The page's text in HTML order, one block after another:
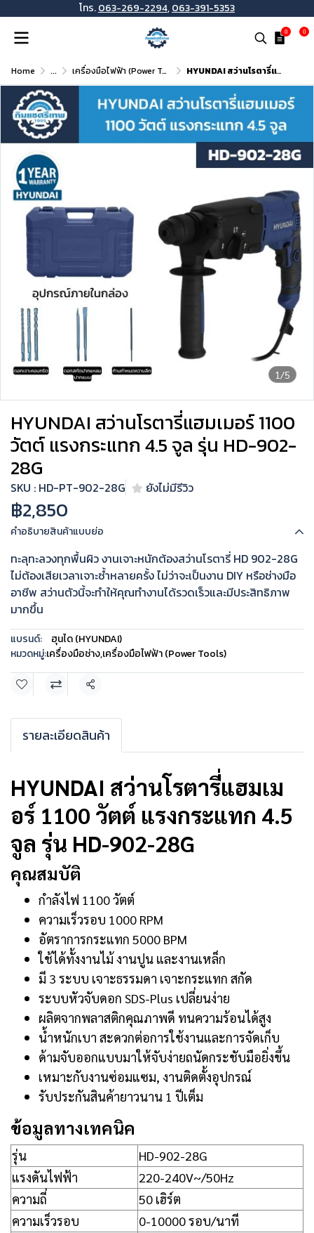
โทร.063-269-2294,063-391-5353
0 0
Home ... เครื่องมือไฟฟ้า (Power Tools) HYUNDAI สว่านโรตารี่แฮมเมอร์ 1100 วัตต์ แรงกระแทก 4.5 จูล รุ่น HD-902-28G
1/5
HYUNDAI สว่านโรตารี่แฮมเมอร์ 1100
วัตต์ แรงกระแทก 4.5 จูล รุ่น HD-902-
28G
SKU : HD-PT-902-28G ยังไม่มีรีวิว
฿2,850
คำอธิบายสินค้าแบบย่อ
ทะลุทะลวงทุกพื้นผิว งานเจาะหนักต้องสว่านโรตารี่ HD 902-28G
ไม่ต้องเสียเวลาเจาะซ้ำหลายครั้ง ไม่ว่าจะเป็นงาน DIY หรือช่างมือ
อาชีพ สว่านตัวนี้จะทำให้คุณทำงานได้รวดเร็วและมีประสิทธิภาพ
มากขึ้น
แบรนด์:
ฮุนได (HYUNDAI)
หมวดหมู่:เครื่องมือช่าง,เครื่องมือไฟฟ้า (Power Tools)
แชร์
รายละเอียดสินค้า
HYUNDAI สว่านโรตารี่แฮมเม
อร์ 1100 วัตต์ แรงกระแทก 4.5
จูล รุ่น HD-902-28G
คุณสมบัติ
กำลังไฟ 1100 วัตต์
ความเร็วรอบ 1000 RPM
อัตราการกระแทก 5000 BPM
ใช้ได้ทั้งงานไม้ งานปูน และงานเหล็ก
มี 3 ระบบ เจาะธรรมดา เจาะกระแทก สกัด
ระบบหัวจับดอก SDS-Plus เปลี่ยนง่าย
ผลิตจากพลาสติกคุณภาพดี ทนความร้อนได้สูง
น้ำหนักเบา สะดวกต่อการใช้งานและการจัดเก็บ
ด้ามจับออกแบบมาให้จับง่ายถนัดกระชับมือยิ่งขึ้น
เหมาะกับงานซ่อมแซม, งานติดตั้งอุปกรณ์
รับประกันสินค้ายาวนาน 1 ปีเต็ม
ข้อมูลทางเทคนิค
รุ่น
HD-902-28G
แรงดันไฟฟ้า
220-240V~/50Hz
ความถี่
50 เฮิร์ต
ความเร็วรอบ
0-10000 รอบ/นาที